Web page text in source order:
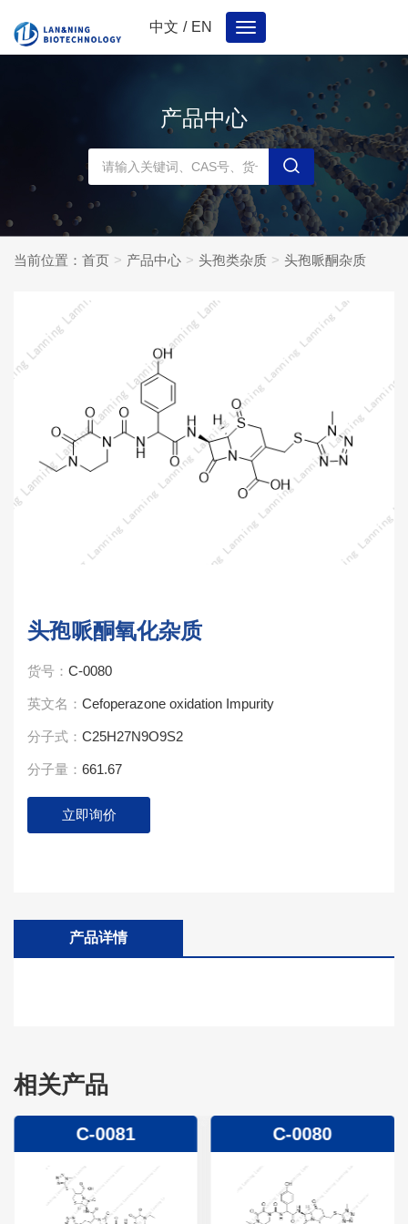
中文 / EN
Toggle
navigation
产品中心
当前位置： 首页 产品中心 头孢类杂质 头孢哌酮杂质
头孢哌酮氧化杂质
货号： C-0080
英文名： Cefoperazone oxidation Impurity
分子式： C25H27N9O9S2
分子量： 661.67
立即询价
产品详情
相关产品
C-0081 C-0080